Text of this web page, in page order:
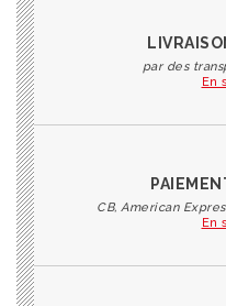
par des
En
CB, American
En